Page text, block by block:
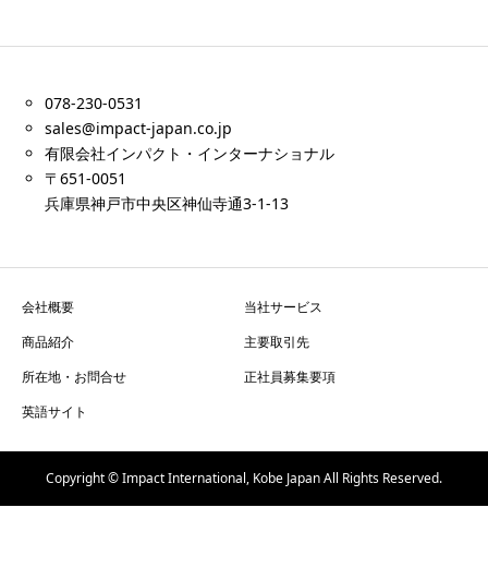
078-230-0531
sales@impact-japan.co.jp
有限会社インパクト・インターナショナル
〒651-0051
兵庫県神戸市中央区神仙寺通3-1-13
会社概要
当社サービス
商品紹介
主要取引先
所在地・お問合せ
正社員募集要項
英語サイト
Copyright © Impact International, Kobe Japan All Rights Reserved.